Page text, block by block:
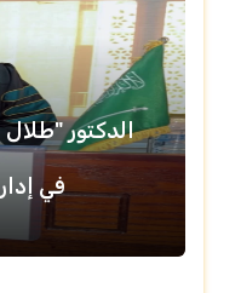
الدكتور "طلال
في إدارة المستشفيات